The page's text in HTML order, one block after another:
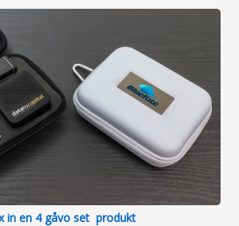
in en 4 gåvo set produkt